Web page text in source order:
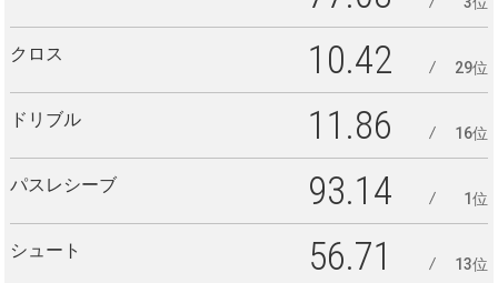
クロス 10.42 29位
ドリブル 11.86 16位
パスレシーブ 93.14 1位
シュート 56.71 13位